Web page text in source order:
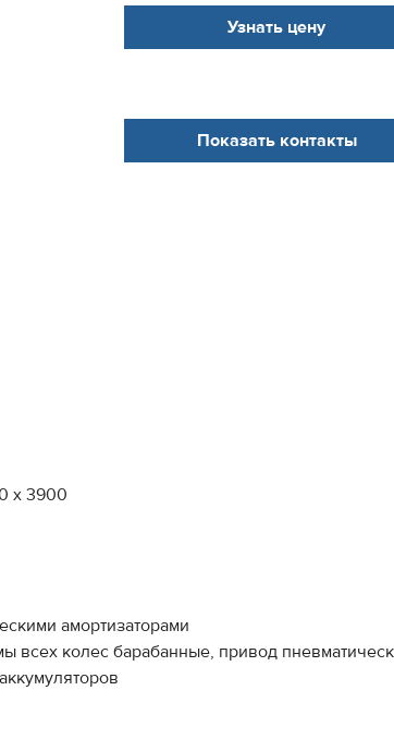
Узнать цену
Показать контакты
х 3900
амортизаторами
всех колес барабанные, привод